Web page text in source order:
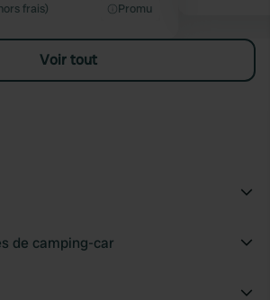
frais) Promu
Voir tout
de camping-car